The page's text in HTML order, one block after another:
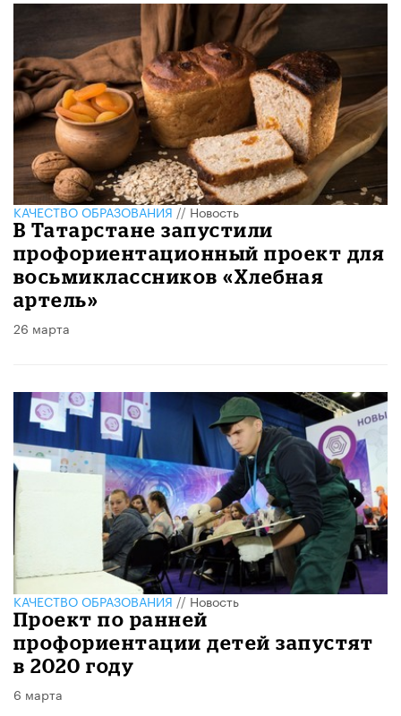
КАЧЕСТВО ОБРАЗОВАНИЯ//Новость
В Татарстане запустили
профориентационный проект для
восьмиклассников «Хлебная
артель»
26 марта
КАЧЕСТВО ОБРАЗОВАНИЯ//Новость
Проект по ранней
профориентации детей запустят
в 2020 году
6 марта